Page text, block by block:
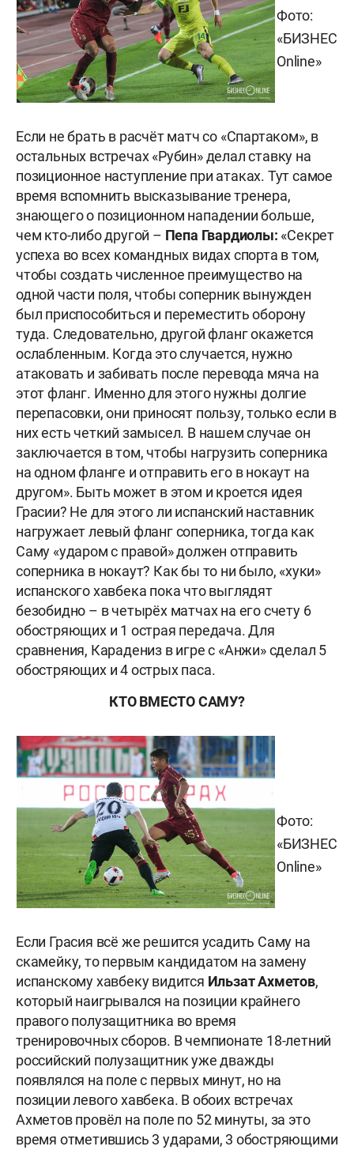
Фото:
«БИЗНЕС
Online»
Если не брать в расчёт матч со «Спартаком», в
остальных встречах «Рубин» делал ставку на
позиционное наступление при атаках. Тут самое
время вспомнить высказывание тренера,
знающего о позиционном нападении больше,
чем кто-либо другой – Пепа Гвардиолы: «Секрет
успеха во всех командных видах спорта в том,
чтобы создать численное преимущество на
одной части поля, чтобы соперник вынужден
был приспособиться и переместить оборону
туда. Следовательно, другой фланг окажется
ослабленным. Когда это случается, нужно
атаковать и забивать после перевода мяча на
этот фланг. Именно для этого нужны долгие
перепасовки, они приносят пользу, только если в
них есть четкий замысел. В нашем случае он
заключается в том, чтобы нагрузить соперника
на одном фланге и отправить его в нокаут на
другом». Быть может в этом и кроется идея
Грасии? Не для этого ли испанский наставник
нагружает левый фланг соперника, тогда как
Саму «ударом с правой» должен отправить
соперника в нокаут? Как бы то ни было, «хуки»
испанского хавбека пока что выглядят
безобидно – в четырёх матчах на его счету 6
обостряющих и 1 острая передача. Для
сравнения, Карадениз в игре с «Анжи» сделал 5
обостряющих и 4 острых паса.
КТО ВМЕСТО САМУ?
Фото:
«БИЗНЕС
Online»
Если Грасия всё же решится усадить Саму на
скамейку, то первым кандидатом на замену
испанскому хавбеку видится Ильзат Ахметов,
который наигрывался на позиции крайнего
правого полузащитника во время
тренировочных сборов. В чемпионате 18-летний
российский полузащитник уже дважды
появлялся на поле с первых минут, но на
позиции левого хавбека. В обоих встречах
Ахметов провёл на поле по 52 минуты, за это
время отметившись 3 ударами, 3 обостряющими